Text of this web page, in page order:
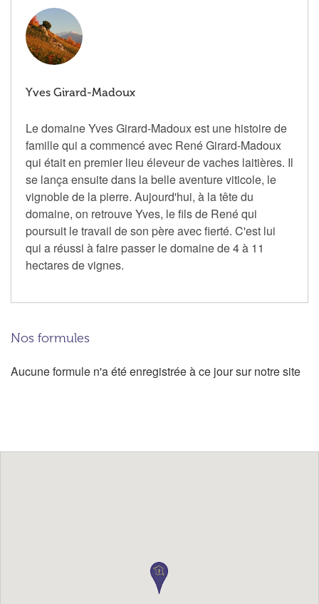
Yves Girard-Madoux
Le domaine Yves Girard-Madoux est une histoire de
famille qui a commencé avec René Girard-Madoux
qui était en premier lieu éleveur de vaches laitières. Il
se lança ensuite dans la belle aventure viticole, le
vignoble de la pierre. Aujourd'hui, à la tête du
domaine, on retrouve Yves, le fils de René qui
poursuit le travail de son père avec fierté. C'est lui
qui a réussi à faire passer le domaine de 4 à 11
hectares de vignes.
Nos formules
Aucune formule n'a été enregistrée à ce jour sur notre site